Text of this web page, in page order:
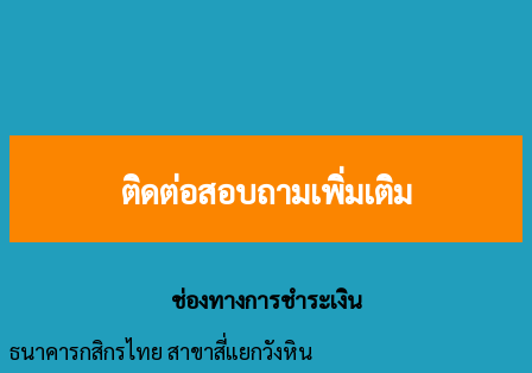
ติดต่อสอบถามเพิ่มเติม
ช่องทางการชำระเงิน
ธนาคารกสิกรไทย สาขาสี่แยกวังหิน